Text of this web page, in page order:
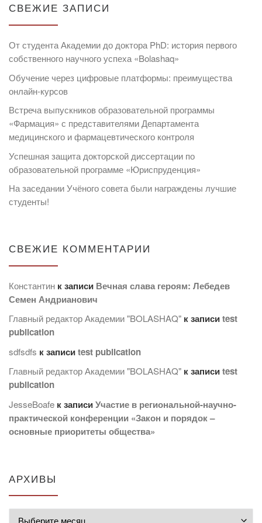
СВЕЖИЕ ЗАПИСИ
От студента Академии до доктора PhD: история первого
собственного научного успеха «Bolashaq»
Обучение через цифровые платформы: преимущества
онлайн-курсов
Встреча выпускников образовательной программы
«Фармация» с представителями Департамента
медицинского и фармацевтического контроля
Успешная защита докторской диссертации по
образовательной программе «Юриспруденция»
На заседании Учёного совета были награждены лучшие
студенты!
СВЕЖИЕ КОММЕНТАРИИ
Константин к записи Вечная слава героям: Лебедев
Семен Андрианович
Главный редактор Академии "BOLASHAQ" к записиtest
publication
sdfsdfs к записиtest publication
Главный редактор Академии "BOLASHAQ" к записиtest
publication
JesseBoafe к записиУчастие в региональной-научно-
практической конференции «Закон и порядок –
основные приоритеты общества»
АРХИВЫ